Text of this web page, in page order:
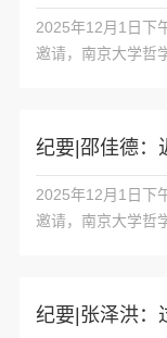
本所的师生参加了
流与性质，重点澄
2025年12月1日下
邀请，南京大学哲
雪梅教授担任评议
本所的硕、博士研
师的讲座围绕两个
2025年12月1日下
邀请，南京大学哲
王大伟研究员主持